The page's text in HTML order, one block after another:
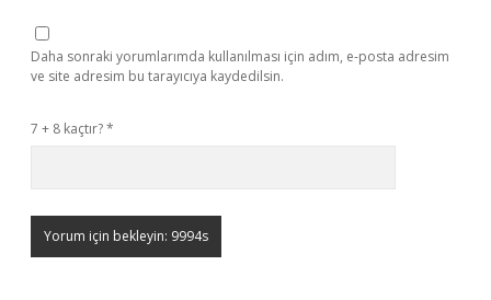
Daha sonraki yorumlarımda kullanılması için adım, e-posta adresim
ve site adresim bu tarayıcıya kaydedilsin.
7 + 8 kaçtır?*